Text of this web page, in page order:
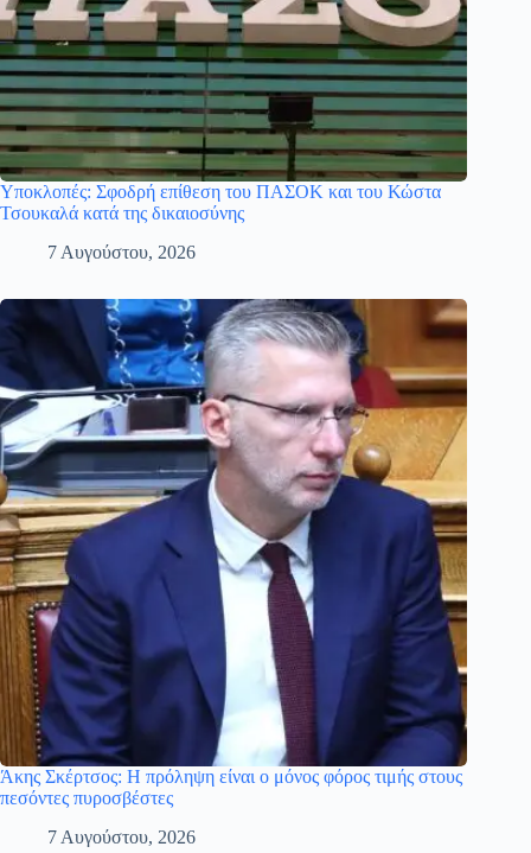
Υποκλοπές: Σφοδρή επίθεση του ΠΑΣΟΚ και του Κώστα
Τσουκαλά κατά της δικαιοσύνης
7 Αυγούστου, 2026
Άκης Σκέρτσος: Η πρόληψη είναι ο μόνος φόρος τιμής στους
πεσόντες πυροσβέστες
7 Αυγούστου, 2026